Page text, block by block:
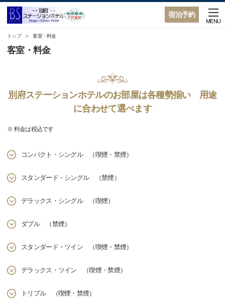
宿泊予約
MENU
トップ 客室・料金
客室・料金
別府ステーションホテルのお部屋は各種勢揃い 用途
に合わせて選べます
※ 料金は税込です
コンパクト・シングル （喫煙・禁煙）
スタンダード・シングル （禁煙）
デラックス・シングル （喫煙）
ダブル （禁煙）
スタンダード・ツイン （喫煙・禁煙）
デラックス・ツイン （喫煙・禁煙）
トリプル （喫煙・禁煙）